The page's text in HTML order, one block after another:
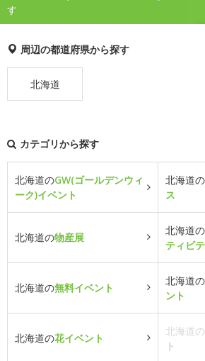
す
周辺の都道府県から探す
北海道
カテゴリから探す
北海道のGW(ゴールデンウィ
ーク)イベント
北海道の
ス
北海道の物産展
北海道の
ティビ
北海道の無料イベント
北海道の
ント
北海道の花イベント
北海道の
ト